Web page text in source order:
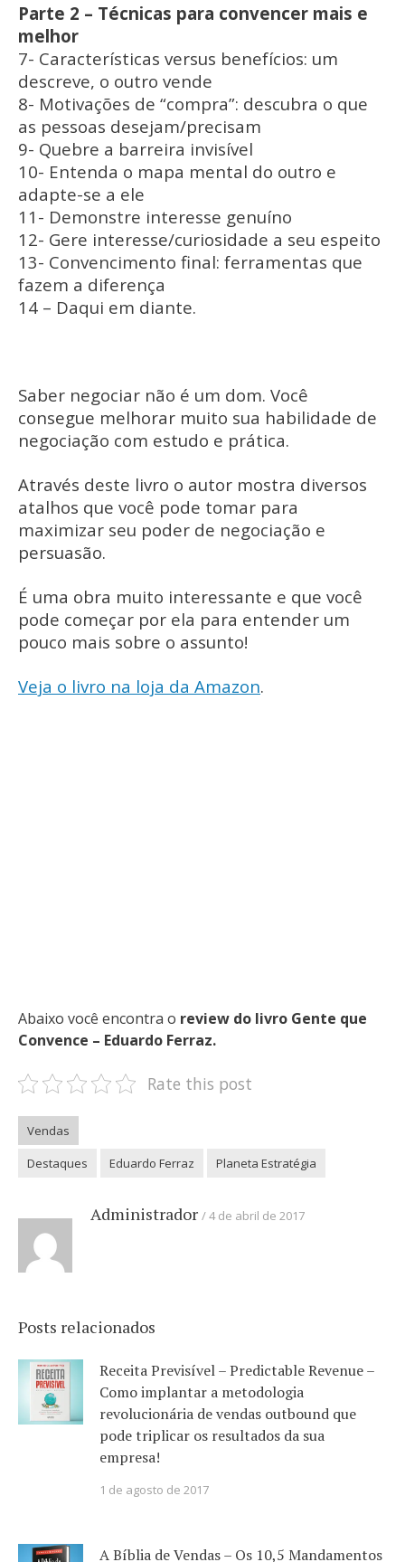
Parte 2 – Técnicas para convencer mais e
melhor
7- Características versus benefícios: um
descreve, o outro vende
8- Motivações de “compra”: descubra o que
as pessoas desejam/precisam
9- Quebre a barreira invisível
10- Entenda o mapa mental do outro e
adapte-se a ele
11- Demonstre interesse genuíno
12- Gere interesse/curiosidade a seu espeito
13- Convencimento final: ferramentas que
fazem a diferença
14 – Daqui em diante.
Saber negociar não é um dom. Você
consegue melhorar muito sua habilidade de
negociação com estudo e prática.
Através deste livro o autor mostra diversos
atalhos que você pode tomar para
maximizar seu poder de negociação e
persuasão.
É uma obra muito interessante e que você
pode começar por ela para entender um
pouco mais sobre o assunto!
Veja o livro na loja da Amazon.
Abaixo você encontra o review do livro Gente que
Convence – Eduardo Ferraz.
Rate this post
Vendas
Destaques
Eduardo Ferraz Planeta Estratégia
Administrador 4 de abril de 2017
Posts relacionados
Receita Previsível – Predictable Revenue –
Como implantar a metodologia
revolucionária de vendas outbound que
pode triplicar os resultados da sua
empresa!
1 de agosto de 2017
A Bíblia de Vendas – Os 10,5 Mandamentos